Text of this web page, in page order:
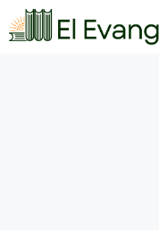
Saltar
al